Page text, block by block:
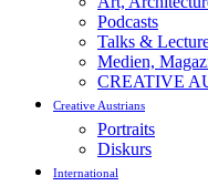
Podcasts
Talks &
Medien,
CREATIVE
Creative Austrians
Portraits
Diskurs
International